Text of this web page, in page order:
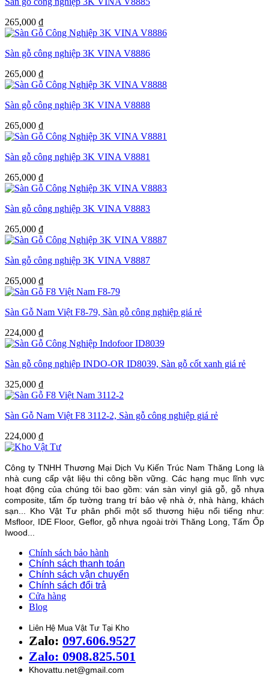
265,000 ₫
Sàn gỗ công nghiệp 3K VINA V8886
265,000 ₫
Sàn gỗ công nghiệp 3K VINA V8888
265,000 ₫
Sàn gỗ công nghiệp 3K VINA V8881
265,000 ₫
Sàn gỗ công nghiệp 3K VINA V8883
265,000 ₫
Sàn gỗ công nghiệp 3K VINA V8887
265,000 ₫
Sàn Gỗ Nam Việt F8-79, Sàn gỗ công nghiệp giá rẻ
224,000 ₫
Sàn gỗ công nghiệp INDO-OR ID8039, Sàn gỗ cốt xanh giá rẻ
325,000 ₫
Sàn Gỗ Nam Việt F8 3112-2, Sàn gỗ công nghiệp giá rẻ
224,000 ₫
Công ty TNHH Thương Mại Dịch Vụ Kiến Trúc Nam Thăng Long là
nhà cung cấp vật liệu thi công bền vững. Các hạng mục lĩnh vực
hoạt động của chúng tôi bao gồm: ván sàn vinyl giả gỗ, gỗ nhựa
composite, tấm ốp tường trang trí bảo vệ nhà ở, nhà hàng, khách
sạn... Kho Vật Tư phân phối một số thương hiệu nổi tiếng như:
Msfloor, IDE Floor, Geflor, gỗ nhựa ngoài trời Thăng Long, Tấm Ốp
Iwood...
Chính sách bảo hành
Chính sách thanh toán
Chính sách vận chuyển
Chính sách đổi trả
Cửa hàng
Blog
Liên Hệ Mua Vật Tư Tại Kho
Zalo: 097.606.9527
Zalo: 0908.825.501
Khovattu.net@gmail.com